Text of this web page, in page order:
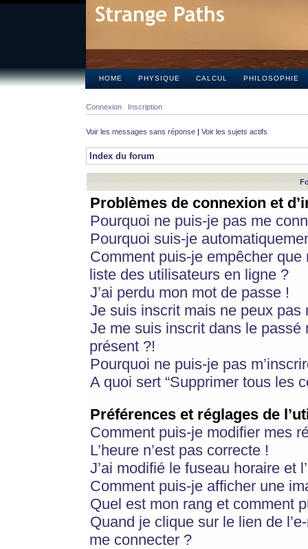
HOME PHYSIQUE CALCUL PHILOSOPHIE
Connexion Inscription
Voir les messages sans réponse | Voir les sujets actifs
Index du forum
Problèmes de connexion et
Pourquoi ne puis-je pas me
Pourquoi suis-je
Comment puis-je empêcher
liste des utilisateurs en ligne ?
J’ai perdu mon mot de passe !
Je suis inscrit mais ne peux pas
Je me suis inscrit dans le
présent ?!
Pourquoi ne puis-je pas
A quoi sert “Supprimer tous les
Préférences et réglages de
Comment puis-je modifier mes
L’heure n’est pas correcte !
J’ai modifié le fuseau horaire et
Comment puis-je afficher une
Quel est mon rang et comment
Quand je clique sur le lien de
me connecter ?